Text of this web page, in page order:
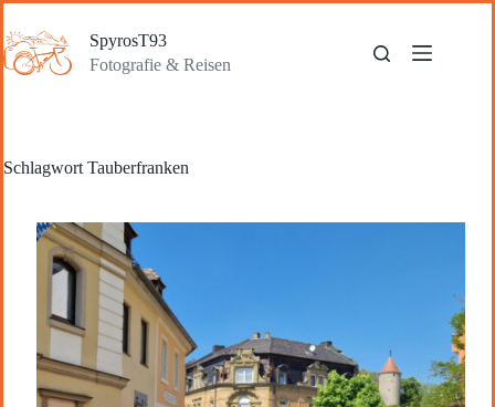
Inhalt
springen
SpyrosT93
Fotografie & Reisen
Schlagwort Tauberfranken